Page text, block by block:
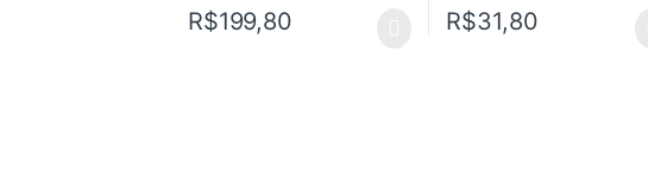
R$199,80 R$31,80